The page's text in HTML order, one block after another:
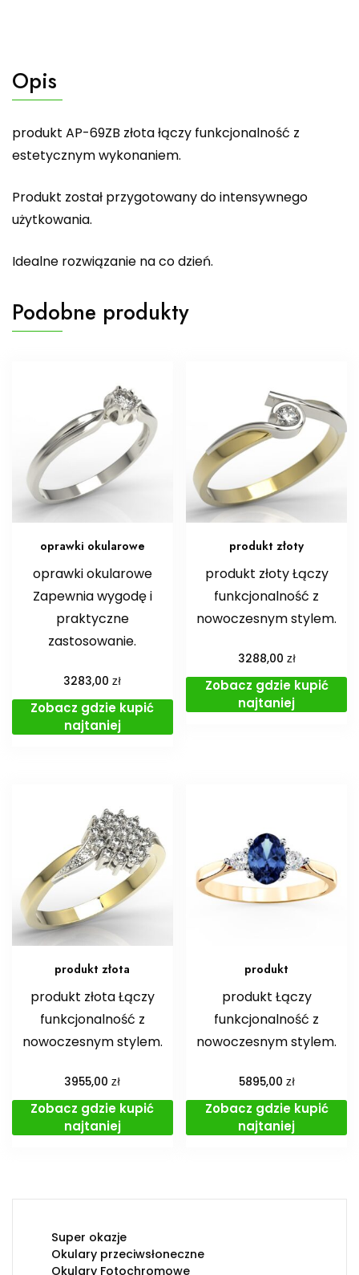
Opis
produkt AP-69ZB złota łączy funkcjonalność z
estetycznym wykonaniem.
Produkt został przygotowany do intensywnego
użytkowania.
Idealne rozwiązanie na co dzień.
Podobne produkty
oprawki okularowe
oprawki okularowe
Zapewnia wygodę i
praktyczne
zastosowanie.
3283,00zł
Zobacz gdzie kupić
najtaniej
produkt złoty
produkt złoty Łączy
funkcjonalność z
nowoczesnym stylem.
3288,00 zł
Zobacz gdzie kupić
najtaniej
produkt złota
produkt złota Łączy
funkcjonalność z
nowoczesnym stylem.
3955,00zł
Zobacz gdzie kupić
najtaniej
produkt
produkt Łączy
funkcjonalność z
nowoczesnym stylem.
5895,00 zł
Zobacz gdzie kupić
najtaniej
Super okazje
Okulary przeciwsłoneczne
Okulary Fotochromowe